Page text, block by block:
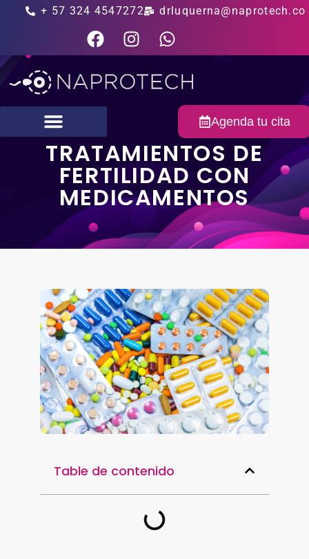
+ 57 324 4547272 drluquerna@naprotech.co
Agenda tu cita
TRATAMIENTOS DE
FERTILIDAD CON
MEDICAMENTOS
Table de contenido